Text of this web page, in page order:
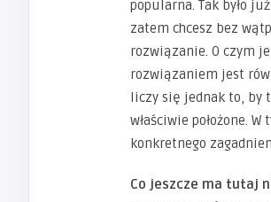
popularna. Tak było
zatem chcesz bez
rozwiązanie. O czym
rozwiązaniem jest
liczy się jednak to, by
właściwie położone.
konkretnego
Co jeszcze ma tutaj